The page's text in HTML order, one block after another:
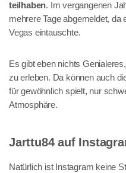
teilhaben. Im vergangenen
mehrere Tage abgemeldet,
Vegas eintauschte.
Es gibt eben nichts
zu erleben. Da können auch
für gewöhnlich spielt, nur
Atmosphäre.
Jarttu84 auf
Natürlich ist Instagram keine